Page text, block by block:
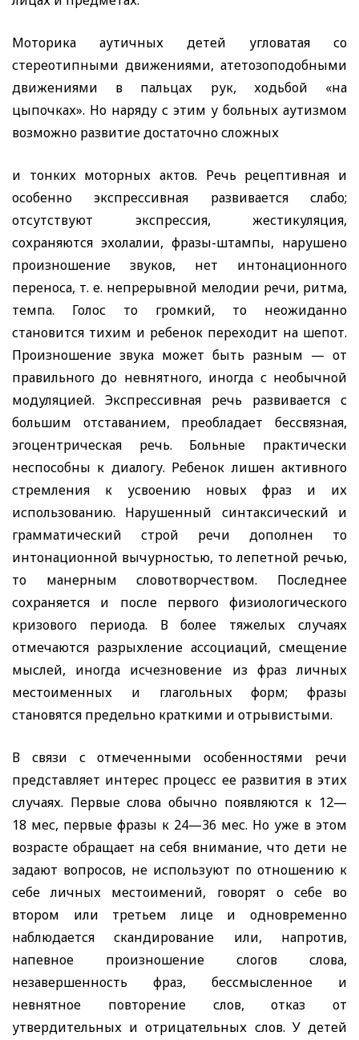
Моторика аутичных детей угловатая со
стереотипными движениями, атетозоподобными
движениями в пальцах рук, ходьбой «на
цыпочках». Но наряду с этим у больных аутизмом
возможно развитие достаточно сложных
и тонких моторных актов. Речь рецептивная и
особенно экспрессивная развивается слабо;
отсутствуют экспрессия, жестикуляция,
сохраняются эхолалии, фразы-штампы, нарушено
произношение звуков, нет интонационного
переноса, т. е. непрерывной мелодии речи, ритма,
темпа. Голос то громкий, то неожиданно
становится тихим и ребенок переходит на шепот.
Произношение звука может быть разным — от
правильного до невнятного, иногда с необычной
модуляцией. Экспрессивная речь развивается с
большим отставанием, преобладает бессвязная,
эгоцентрическая речь. Больные практически
неспособны к диалогу. Ребенок лишен активного
стремления к усвоению новых фраз и их
использованию. Нарушенный синтаксический и
грамматический строй речи дополнен то
интонационной вычурностью, то лепетной речью,
то манерным словотворчеством. Последнее
сохраняется и после первого физиологического
кризового периода. В более тяжелых случаях
отмечаются разрыхление ассоциаций, смещение
мыслей, иногда исчезновение из фраз личных
местоименных и глагольных форм; фразы
становятся предельно краткими и отрывистыми.
В связи с отмеченными особенностями речи
представляет интерес процесс ее развития в этих
случаях. Первые слова обычно появляются к 12—
18 мес, первые фразы к 24—36 мес. Но уже в этом
возрасте обращает на себя внимание, что дети не
задают вопросов, не используют по отношению к
себе личных местоимений, говорят о себе во
втором или третьем лице и одновременно
наблюдается скандирование или, напротив,
напевное произношение слогов слова,
незавершенность фраз, бессмысленное и
невнятное повторение слов, отказ от
утвердительных и отрицательных слов. У детей